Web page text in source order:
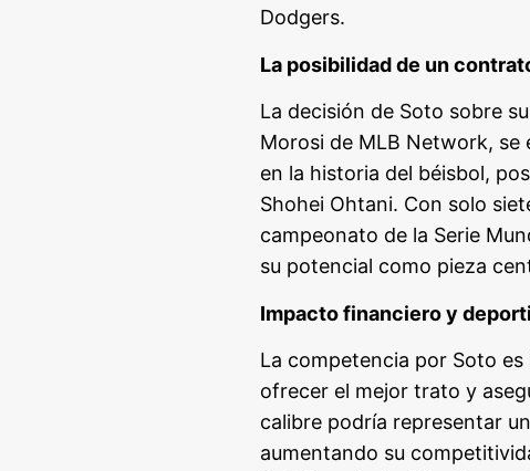
Dodgers.
La posibilidad de un
La decisión de Soto sobre
Morosi de MLB Network,
en la historia del béisbol,
Shohei Ohtani. Con solo
campeonato de la Serie
su potencial como pieza
Impacto financiero y
La competencia por Soto
ofrecer el mejor trato y
calibre podría representar
aumentando su